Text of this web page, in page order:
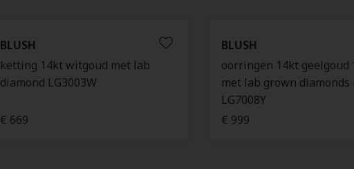
BLUSH
ketting 14kt witgoud met lab
diamond LG3003W
€ 669
BLUSH
oorringen 14kt geelgoud
met lab grown diamonds
LG7008Y
€ 999